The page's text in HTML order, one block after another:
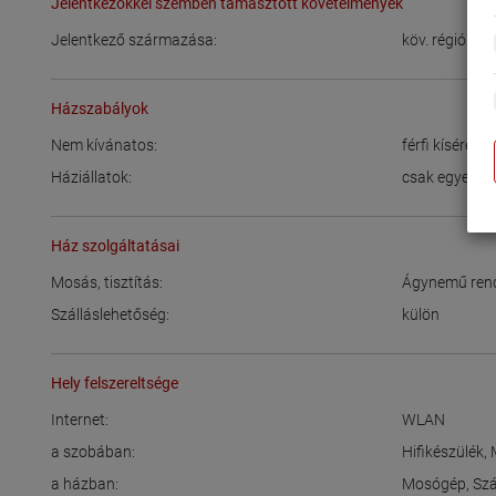
Jelentkező származása: köv. régióból:
Házszabályok
Nem kívánatos:
férfi kíséret
Háziállatok:
csak
Ház szolgáltatásai
Mosás, tisztítás: Ágynemű
Szálláslehetőség:
külön
Hely felszereltsége
Internet:
WLAN
a szobában:
Hifikészülék,
a házban:
Mosógép,